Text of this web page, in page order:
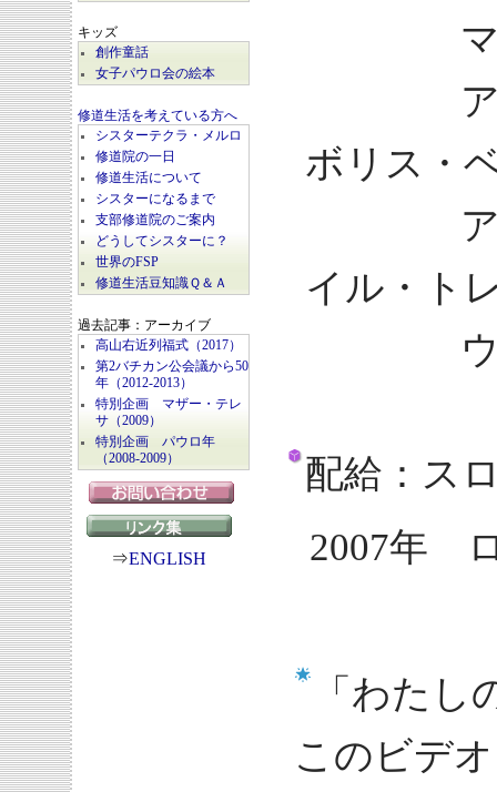
キッズ
創作童話
女子パウロ会の絵本
修道生活を考えている方へ
シスターテクラ・メルロ
修道院の一日
修道生活について
シスターになるまで
支部修道院のご案内
どうしてシスターに？
世界のFSP
修道生活豆知識Ｑ＆Ａ
過去記事：アーカイブ
高山右近列福式（2017）
第2バチカン公会議から50
年（2012-2013）
特別企画 マザー・テレ
サ（2009）
特別企画 パウロ年
（2008-2009）
⇒ENGLISH
マリー
アンナ
ボリス・
アンド
イル・ト
ウラジ
配給：ス
2007年
「わた
このビデ